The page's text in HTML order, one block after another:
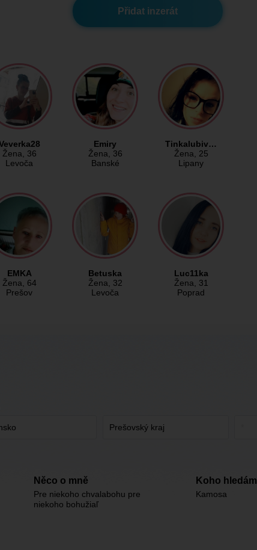
Přidat inzerát
Žena, 36
Levoča
Emiry
Žena, 36
Banské
Tinkalubiv…
Žena, 25
Lipany
EMKA
Žena, 64
Prešov
Betuska
Žena, 32
Levoča
Luc11ka
Žena, 31
Poprad
Něco o mně
Pre niekoho chvalabohu pre
niekoho bohužiaľ
Koho hledám
Kamosa